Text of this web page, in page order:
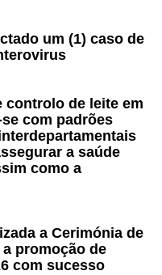
um (1) caso de
controlo de leite em
com padrões
a saúde
como a
a Cerimónia de
promoção de
com sucesso